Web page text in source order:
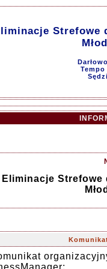
Strefowe
Eliminacje